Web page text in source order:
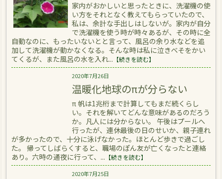
家内がおかしいと思ったときに、洗濯機の使
い方をそれとなく教えてもらっていたので、
私は、余計な手出しはしないが。家内が自分
で洗濯機を使う時が時々あるが、その時に全
自動なのに、もったいないとと言って、風呂の余り水などを追
加して洗濯機が動かなくなる。そんな時は私に泣きべそをかい
てくるが、また風呂の水を入れ... 【続きを読む】
2020年7月26日
温暖化地球のπが分らない
π 帆は1兆桁まで計算してもまだ続くらし
い。それを解いてどんな意味があるのだろう
か。凡人には分からない。 午後はプールへ
行ったが、連休最後の日のせいか、親子連れ
が多かったので、十分に泳げなかった。ほとんど歩きで過ごし
た。 帰ってしばらくすると、職場のぽん友が亡くなったと連絡
あり。六時の通夜に行って、... 【続きを読む】
2020年7月25日